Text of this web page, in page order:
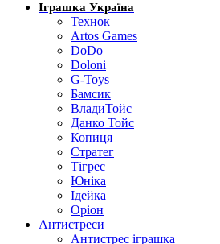
Іграшка Україна
Технок
Artos Games
DoDo
Doloni
G-Toys
Бамсик
ВладиТойс
Данко Тойс
Копиця
Стратег
Тігрес
Юніка
Ідейка
Оріон
Антистреси
Антистрес іграшка